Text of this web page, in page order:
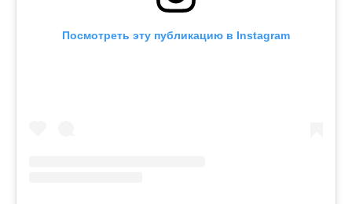
Посмотреть эту публикацию в Instagram